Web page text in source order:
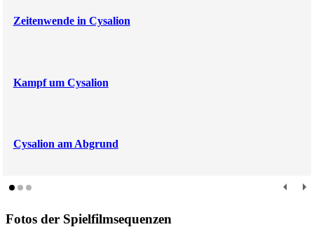
Zeitenwende in Cysalion
Kampf um Cysalion
Cysalion am Abgrund
Fotos der Spielfilmsequenzen